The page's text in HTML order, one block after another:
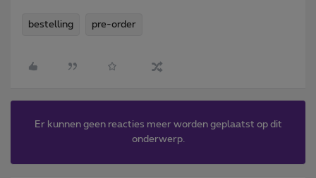
bestelling pre-order
Er kunnen geen reacties meer worden geplaatst op dit
onderwerp.